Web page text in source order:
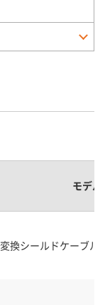
モデル
変換シールドケーブル